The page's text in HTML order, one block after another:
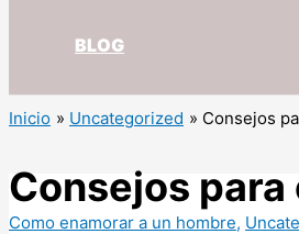
BLOG
Inicio Uncategorized Consejos
Consejos
Como enamorar a un hombre,